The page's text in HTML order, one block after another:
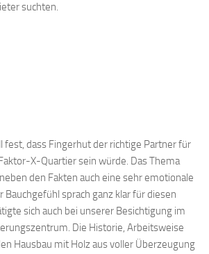
suchten.
fest, dass Fingerhut der richtige Partner für
X-Quartier sein würde. Das Thema
den Fakten auch eine sehr emotionale
Bauchgefühl sprach ganz klar für diesen
sich auch bei unserer Besichtigung im
Die Historie, Arbeitsweise
Hausbau mit Holz aus voller Überzeugung